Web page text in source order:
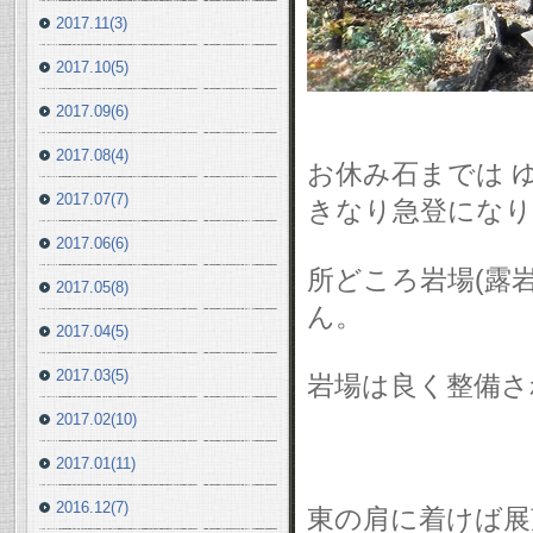
お休み石までは
きなり急登にな
所どころ岩場(露
ん。
岩場は良く整備
東の肩に着けば
2017.11(3)
2017.10(5)
2017.09(6)
2017.08(4)
2017.07(7)
2017.06(6)
2017.05(8)
2017.04(5)
2017.03(5)
2017.02(10)
2017.01(11)
2016.12(7)